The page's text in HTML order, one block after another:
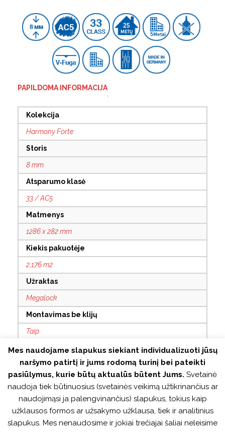
PAPILDOMA INFORMACIJA
Kolekcija
Harmony Forte
Storis
8 mm
Atsparumo klasė
33 / AC5
Matmenys
1286 x 282 mm
Kiekis pakuotėje
2,176 m2
Užraktas
Megalock
Montavimas be klijų
Taip
Su grioveliais
4V
Antistatinis
Taip
Tinka šildomoms grindims
Mes naudojame slapukus siekiant individualizuoti jūsų
naršymo patirtį ir jums rodomą turinį bei pateikti
pasiūlymus, kurie būtų aktualūs būtent Jums. Svetainė
naudoja tiek būtinuosius (svetainės veikimą užtikrinančius ar
naudojimąsi ja palengvinančius) slapukus, tokius kaip
užklausos formos ar užsakymo užklausa, tiek ir analitinius
slapukus. Mes nenaudosime ir jokiai trečiajai šaliai neleisime